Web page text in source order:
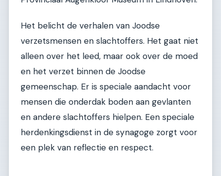
Het belicht de verhalen van Joodse
verzetsmensen en slachtoffers. Het gaat niet
alleen over het leed, maar ook over de moed
en het verzet binnen de Joodse
gemeenschap. Er is speciale aandacht voor
mensen die onderdak boden aan gevlanten
en andere slachtoffers hielpen. Een speciale
herdenkingsdienst in de synagoge zorgt voor
een plek van reflectie en respect.